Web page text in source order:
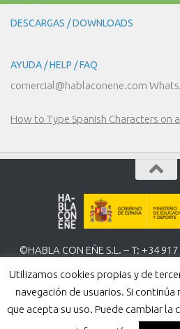
DESCARGAS / DOWNLOADS
AYUDA / HELP / FAQ
comercial@hablaconene.com
How to Type Spanish Characters on
©HABLA CON EÑE S.L. -- T: +34
Política de Privacidad-
Utilizamos cookies propias y de
navegación de usuarios. Si
que acepta su uso. Puede cambiar la